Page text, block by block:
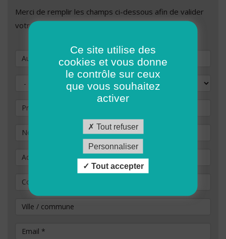
Merci de remplir les champs ci-dessous afin de valider
votre demande de candidature.
Vous souhaitez postuler au poste de
Prénom
Nom
Adresse
Code Postal
Ville / commune
Email*
Ce site utilise des
cookies et vous donne
le contrôle sur ceux
que vous souhaitez
activer
Tout refuser
Personnaliser
Tout accepter